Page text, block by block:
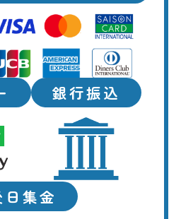
銀行振込
日集金